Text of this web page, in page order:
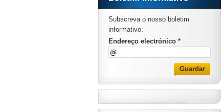
Subscreva o nosso boletim
informativo:
Endereço electrónico *